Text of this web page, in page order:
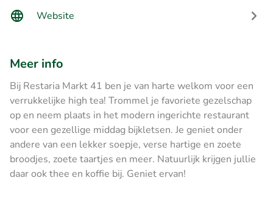
Website
Meer info
Bij Restaria Markt 41 ben je van harte welkom voor een
verrukkelijke high tea! Trommel je favoriete gezelschap
op en neem plaats in het modern ingerichte restaurant
voor een gezellige middag bijkletsen. Je geniet onder
andere van een lekker soepje, verse hartige en zoete
broodjes, zoete taartjes en meer. Natuurlijk krijgen jullie
daar ook thee en koffie bij. Geniet ervan!